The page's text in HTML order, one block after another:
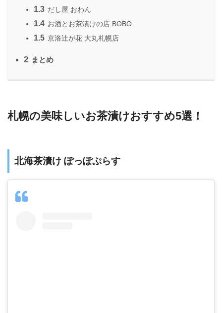
1.3 だし屋 おわん
1.4 お酒とお茶漬けの店 BOBO
1.5 京洛辻が花 大丸札幌店
2 まとめ
札幌の美味しいお茶漬けおすすめ5選！
北海茶漬け ぽっぽぷらす